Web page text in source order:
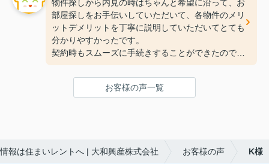
今後ともよろしくお願いいたします。
物件探しから内見の時はちゃんと希望に沿って、お
部屋探しをお手伝いしていただいて、各物件のメリ
ットデメリットを丁寧に説明していただいてとても
分かりやすかったです。
契約時もスムーズに手続きすることができたので、
とても良かったです。
またお部屋探しをする時はお手伝いして欲しいで
お客様の声一覧
報は住まいレントへ | 大和興産株式会社 お客様の声 K様